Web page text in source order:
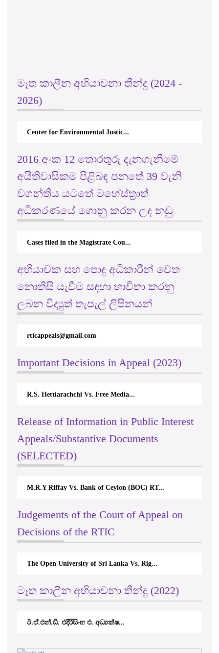
මෑත කාලීන අභියාචනා තීන්දු (2024 -
2026)
Center for Environmental Justic...
2016 අංක 12 තොරතුරු දැනගැනීමේ
අයිතිවාසිකම පිළිබඳ පනතේ 39 වැනි
වගන්තිය යටතේ මහේස්ත්‍රාත්
අධිකරණයේ ගොනු කරන ලද නඩු
Cases filed in the Magistrate Cou...
අභියාචක සහ පොදු අධිකාරීන් වෙත
නොතීසි යැවීම සඳහා භාවිතා කරනු
ලබන විද්‍යුත් තැපැල් ලිපිනයන්
rticappeals@gmail.com
Important Decisions in Appeal (2023)
R.S. Hettiarachchi Vs. Free Media...
Release of Information in Public Interest
Appeals/Substantive Documents
(SELECTED)
M.R.Y Riffay Vs. Bank of Ceylon (BOC) RT...
Judgements of the Court of Appeal on
Decisions of the RTIC
The Open University of Sri Lanka Vs. Rig...
මෑත කාලීන අභියාචනා තීන්දු (2022)
ඊ.ඒ.එන්.ඩී. එදිරිසිංහ එ. අධ්‍යක්ෂ...